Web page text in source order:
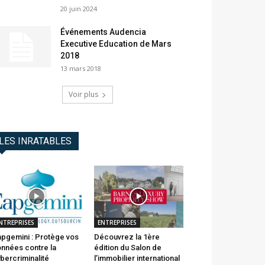
20 juin 2024
Événements Audencia
Executive Education de Mars
2018
13 mars 2018
Voir plus
LES INRATABLES
: Protège vos
contre la
ENTREPRISES
Découvrez la 1ère
édition du Salon de
l’immobilier international